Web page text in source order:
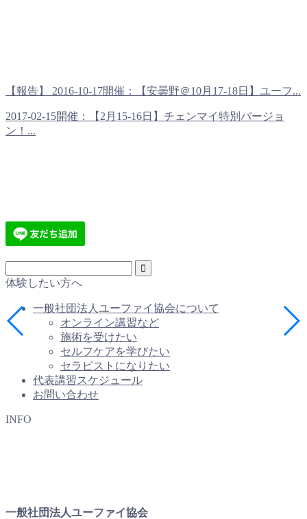
【報告】 2016-10-17開催：【安曇野＠10月17-18日】ユーフ...
2017-02-15開催：【2月15-16日】チェンマイ特別バージョ
ン！...
体験したい方へ
一般社団法人ユーファイ協会について
オンライン講習など
施術を受けたい
セルフケアを学びたい
セラピストになりたい
代表講習スケジュール
お問い合わせ
INFO
一般社団法人ユーファイ協会